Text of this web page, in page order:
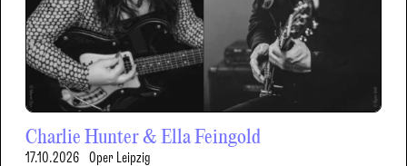
Charlie Hunter & Ella Feingold
17.10.2026 Oper Leipzig